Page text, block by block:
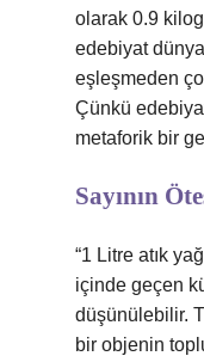
olarak 0.9
edebiyat
eşleşmeden
Çünkü
metaforik bir
Sayının
“1 Litre atık
içinde geçen
düşünülebilir.
bir objenin